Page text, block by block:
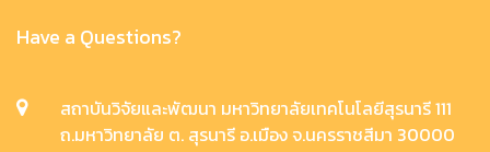
Have a Questions?
สถาบันวิจัยและพัฒนา มหาวิทยาลัยเทคโนโลยีสุรนารี 111
ถ.มหาวิทยาลัย ต. สุรนารี อ.เมือง จ.นครราชสีมา 30000